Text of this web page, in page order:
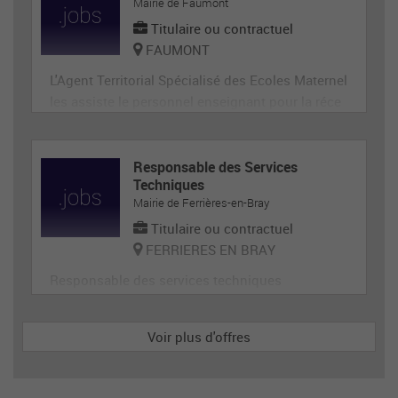
Titulaire ou contractuel
FAUMONT
L'Agent Territorial Spécialisé des Ecoles Maternel
ux et le matériel servant directement aux enfant
s. En tant que membre de la communauté éduca
tive, il p
Responsable des Services
Techniques
Mairie de Ferrières-en-Bray
Titulaire ou contractuel
FERRIERES EN BRAY
Voir plus d'offres